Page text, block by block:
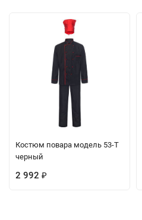
Костюм повара модель 53-Т
черный
2 992 ₽